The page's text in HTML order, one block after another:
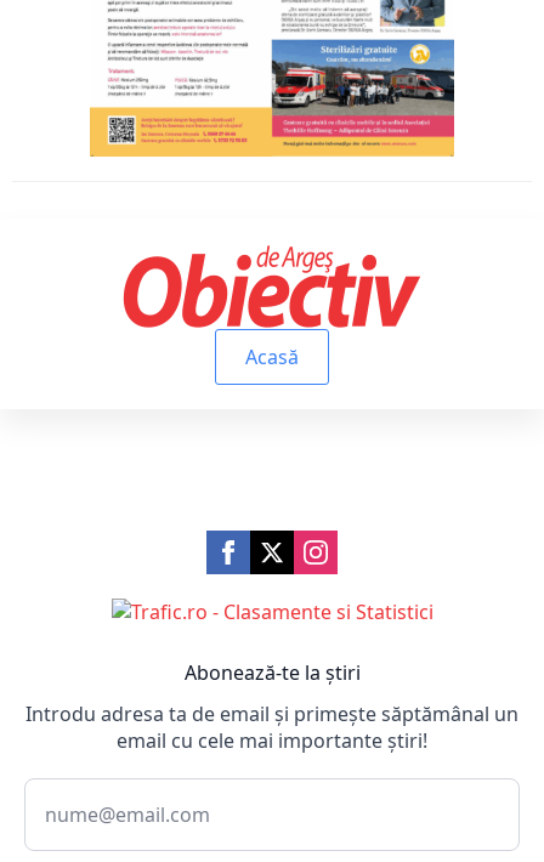
Acasă
Abonează-te la știri
Introdu adresa ta de email și primește săptămânal un
email cu cele mai importante știri!